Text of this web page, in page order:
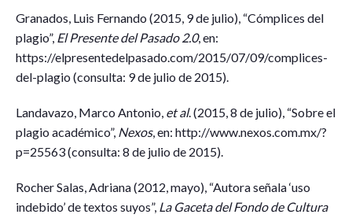
Granados, Luis Fernando (2015, 9 de julio), “Cómplices del
plagio”, El Presente del Pasado 2.0, en:
https://elpresentedelpasado.com/2015/07/09/complices-
del-plagio (consulta: 9 de julio de 2015).
Landavazo, Marco Antonio, et al. (2015, 8 de julio), “Sobre el
plagio académico”, Nexos, en: http://www.nexos.com.mx/?
p=25563 (consulta: 8 de julio de 2015).
Rocher Salas, Adriana (2012, mayo), “Autora señala ‘uso
indebido’ de textos suyos”, La Gaceta del Fondo de Cultura